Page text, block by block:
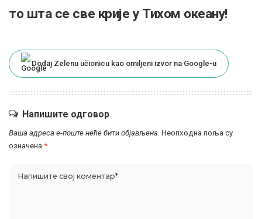
то шта се све крије у Тихом океану!
Dodaj Zelenu učionicu kao omiljeni izvor na Google-u
Напишите одговор
Ваша адреса е-поште неће бити објављена. Неопходна поља су
означена *